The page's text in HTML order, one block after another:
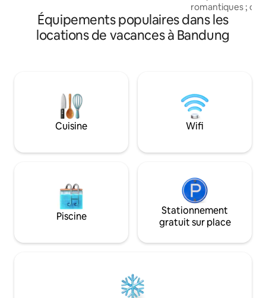
télévision et le wifi sont gratuits.
Stationnement sous abri pour 2 voitures
(dimensions 5 x 6 m) La hauteur
romantiques ;
intime luxueuse
l'harmonie La villa vous enveloppe
instantanément
La piscine privée
de cette villa,
baignade
plongeon
cocktail, profiter
Équipements populaires dans les
locations de vacances à Bandung
Cuisine Wifi
Piscine
Stationnement
gratuit sur place